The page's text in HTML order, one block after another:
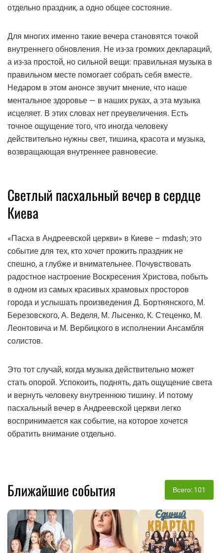
отдельно праздник, а одно общее состояние.
Для многих именно такие вечера становятся точкой
внутреннего обновления. Не из-за громких деклараций,
а из-за простой, но сильной вещи: правильная музыка в
правильном месте помогает собрать себя вместе.
Недаром в этом анонсе звучит мнение, что наше
ментальное здоровье — в наших руках, а эта музыка
исцеляет. В этих словах нет преувеличения. Есть
точное ощущение того, что иногда человеку
действительно нужны свет, тишина, красота и музыка,
возвращающая внутреннее равновесие.
Светлый пасхальный вечер в сердце
Киева
«Пасха в Андреевской церкви» в Киеве – mdash; это
событие для тех, кто хочет прожить праздник не
спешно, а глубже и внимательнее. Почувствовать
радостное настроение Воскресения Христова, побыть
в одном из самых красивых храмовых просторов
города и услышать произведения Д. Бортнянского, М.
Березовского, А. Веделя, М. Лысенко, К. Стеценко, М.
Леонтовича и М. Вербицкого в исполнении Ансамбля
солистов.
Это тот случай, когда музыка действительно может
стать опорой. Успокоить, поднять, дать ощущение света
и вернуть человеку внутреннюю тишину. И потому
пасхальный вечер в Андреевской церкви легко
воспринимается как событие, на которое хочется
обратить внимание отдельно.
Ближайшие события Всего: 101